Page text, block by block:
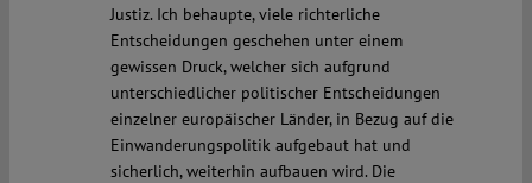
Justiz. Ich behaupte, viele richterliche
Entscheidungen geschehen unter einem
gewissen Druck, welcher sich aufgrund
unterschiedlicher politischer Entscheidungen
einzelner europäischer Länder, in Bezug auf die
Einwanderungspolitik aufgebaut hat und
sicherlich, weiterhin aufbauen wird. Die